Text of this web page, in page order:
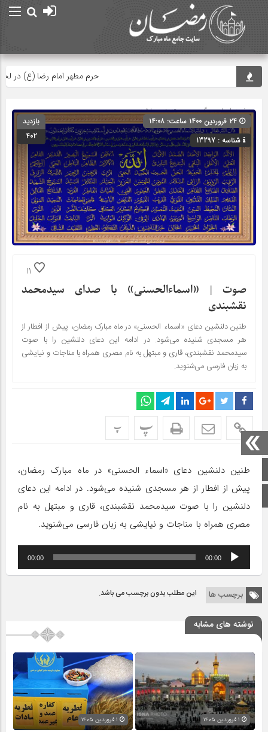
صفحه اصلی
اینستاگرام
حرم مطهر امام رضا (ع) در لحظه
صفحه اصلی» گروه » دسته‌بندی نشده
شناسه : 13297
بازدید
402
11
صوت | «اسماء‌الحسنی» با صدای سیدمحمد
نقشبندی
طنین دلنشین دعای «اسماء الحسنی» در ماه مبارک رمضان، پیش از افطار از
هر مسجدی شنیده می‌شود. در ادامه این دعای دلنشین را با صوت
سیدمحمد نقشبندی، قاری و مبتهل به نام مصری همراه با مناجات و نیایشی
به زبان فارسی می‌شنوید.
پ پ
طنین دلنشین دعای «اسماء الحسنی» در ماه مبارک رمضان،
پیش از افطار از هر مسجدی شنیده می‌شود. در ادامه این دعای
دلنشین را با صوت سیدمحمد نقشبندی، قاری و مبتهل به نام
مصری همراه با مناجات و نیایشی به زبان فارسی می‌شنوید.
پخش‌کننده
صوت
00:00
00:00
برچسب ها این مطلب بدون برچسب می باشد.
نوشته های مشابه